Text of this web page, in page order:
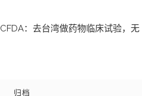
CFDA：去台湾做药物临床试验，无
归档